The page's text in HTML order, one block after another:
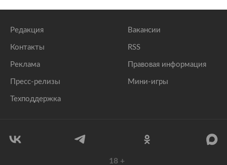
Редакция
Контакты
Реклама
Пресс-релизы
Техподдержка
Вакансии
RSS
Правовая информация
Мини-игры
18 +